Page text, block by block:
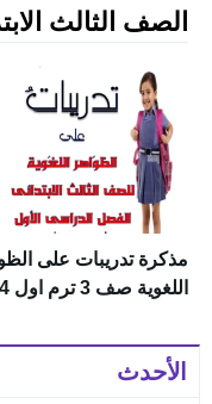
الصف الثالث
مذكرة تدريبات على
اللغوية صف 3 ترم اول 2024
الأحدث